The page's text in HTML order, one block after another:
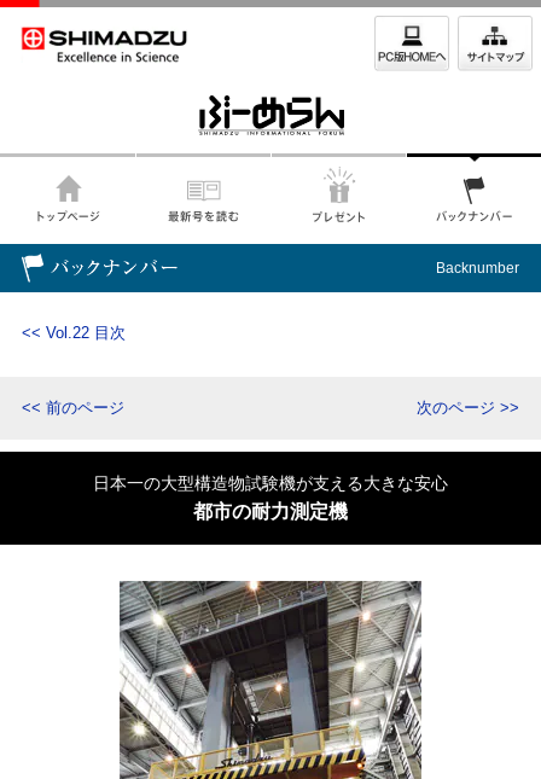
Backnumber
<< Vol.22 目次
<< 前のページ 次のページ >>
日本一の大型構造物試験機が支える大きな安心
都市の耐力測定機